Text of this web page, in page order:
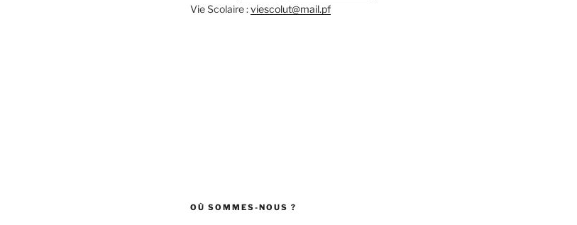
Vie Scolaire :viescolut@mail.pf
OÙ SOMMES-NOUS ?